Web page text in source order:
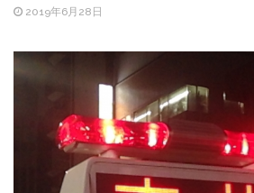
2020年10月28日
2020年10月22日
スーパーに83歳女性の車が突っ込む 1人
75歳男性が運転の車が地下鉄の入口に突
2019年6月28日